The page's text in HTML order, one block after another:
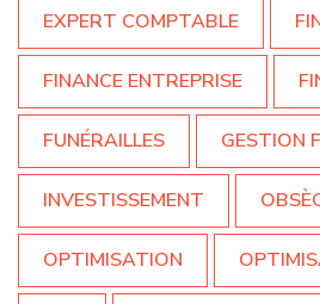
EXPERT COMPTABLE
FINANCE ENTREPRISE
FUNÉRAILLES GESTION
INVESTISSEMENT
OPTIMISATION